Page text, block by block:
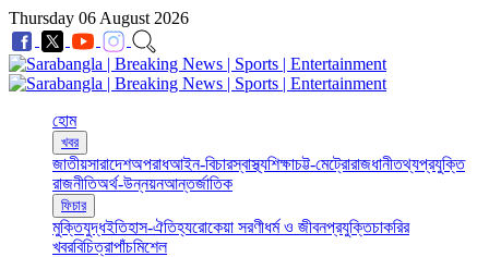
Thursday 06 August 2026
হোম
খবর
জাতীয়সারাদেশঅপরাধআইন-বিচারস্বাস্থ্যশিক্ষাচট্ট-মেট্রোরাজধানীতথ্যপ্রযুক্তি
রাজনীতিঅর্থ-উন্নয়নআন্তর্জাতিক
ফিচার
মুক্তিযুদ্ধইতিহাস-ঐতিহ্যরোকেয়া সরণীধর্ম ও জীবনপ্রযুক্তিচাকরির
খবরবিচিত্রাপাঁচমিশেল